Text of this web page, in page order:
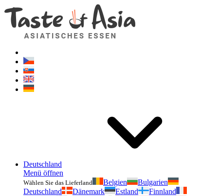
Deutschland
Menü öffnen
Wählen Sie das Lieferland Belgien
Bulgarien
Deutschland
Dänemark Estland
Finnland
Geschmackvonasien.de
Zögern Sie nicht zu fragen. Ich bin für Sie da!